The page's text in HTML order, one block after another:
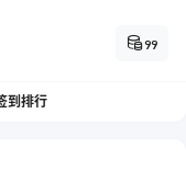
99
到排行